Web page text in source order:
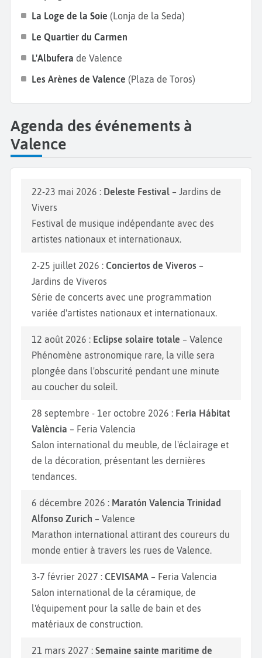
ambiance festive en assistant à Las Fallas, une fête
l’UNESCO, où d’immenses sculptures en carton-pâte
sont brûlées lors de la nuit du 19 mars. Bonnes
vacances à Valence !
La Loge de la Soie (Lonja de la Seda)
Le Quartier du Carmen
L'Albufera de Valence
Les Arènes de Valence (Plaza de Toros)
Agenda des événements à
Valence
22-23 mai 2026 : Deleste Festival – Jardins de
Vivers
Festival de musique indépendante avec des
artistes nationaux et internationaux.
2-25 juillet 2026 : Conciertos de Viveros –
Jardins de Viveros
Série de concerts avec une programmation
variée d'artistes nationaux et internationaux.
12 août 2026 : Eclipse solaire totale – Valence
Phénomène astronomique rare, la ville sera
plongée dans l'obscurité pendant une minute
au coucher du soleil.
28 septembre - 1er octobre 2026 : Feria Hábitat
València – Feria Valencia
Salon international du meuble, de l'éclairage et
de la décoration, présentant les dernières
tendances.
6 décembre 2026 : Maratón Valencia Trinidad
Alfonso Zurich – Valence
Marathon international attirant des coureurs du
monde entier à travers les rues de Valence.
3-7 février 2027 : CEVISAMA – Feria Valencia
Salon international de la céramique, de
l'équipement pour la salle de bain et des
matériaux de construction.
21 mars 2027 : Semaine sainte maritime de